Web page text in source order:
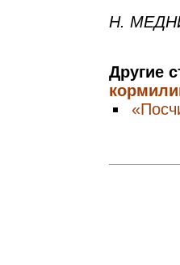
Н.
Другие